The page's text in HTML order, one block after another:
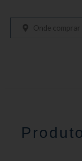
Onde comprar